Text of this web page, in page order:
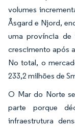
volumes
Åsgard e Njord,
uma província
crescimento após
No total, o
233,2 milhões de
O Mar do Norte
parte porque
infraestrutura